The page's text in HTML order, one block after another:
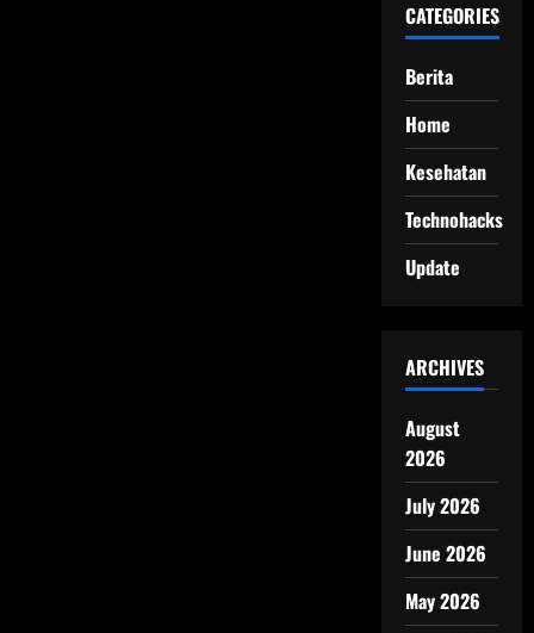
CATEGORIES
Berita
Home
Kesehatan
Technohacks
Update
ARCHIVES
August
2026
July 2026
June 2026
May 2026